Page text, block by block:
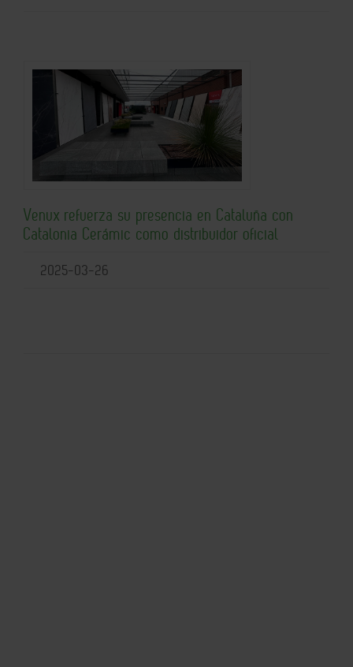
Venux refuerza su presencia en Cataluña con
Catalonia Cerámic como distribuidor oficial
2025-03-26